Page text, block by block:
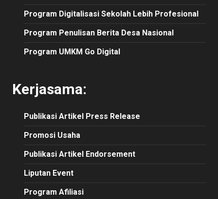
Program Digitalisasi Sekolah Lebih Profesional
Program Penulisan Berita Desa Nasional
Program UMKM Go Digital
Kerjasama:
Publikasi Artikel Press Release
Promosi Usaha
Publikasi Artikel Endorsement
Liputan Event
Program Afiliasi